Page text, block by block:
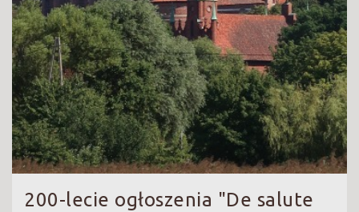
200-lecie ogłoszenia "De salute